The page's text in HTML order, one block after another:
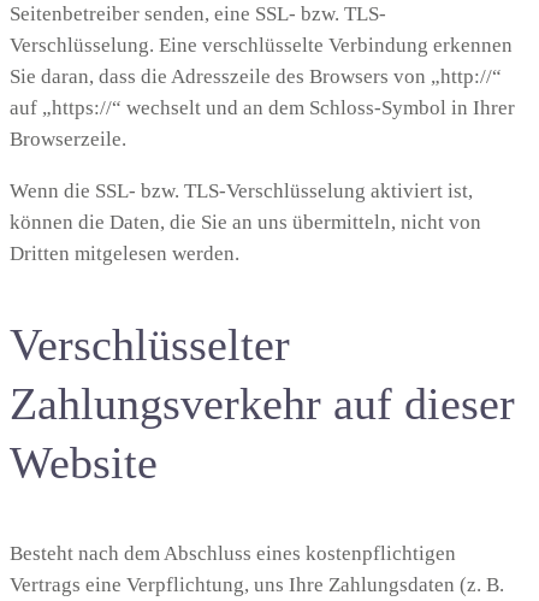
Seitenbetreiber senden, eine SSL- bzw. TLS-
Verschlüsselung. Eine verschlüsselte Verbindung erkennen
Sie daran, dass die Adresszeile des Browsers von „http://“
auf „https://“ wechselt und an dem Schloss-Symbol in Ihrer
Browserzeile.
Wenn die SSL- bzw. TLS-Verschlüsselung aktiviert ist,
können die Daten, die Sie an uns übermitteln, nicht von
Dritten mitgelesen werden.
Verschlüsselter
Zahlungsverkehr auf dieser
Website
Besteht nach dem Abschluss eines kostenpflichtigen
Vertrags eine Verpflichtung, uns Ihre Zahlungsdaten (z. B.